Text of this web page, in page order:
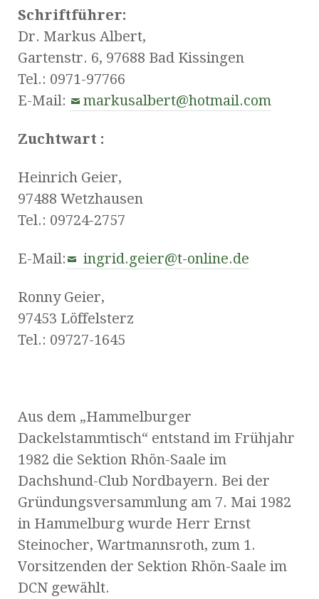
Schriftführer:
Dr. Markus Albert,
Gartenstr. 6, 97688 Bad Kissingen
Tel.: 0971-97766
E-Mail:
markusalbert@hotmail.com
Zuchtwart :
Heinrich Geier,
97488 Wetzhausen
Tel.: 09724-2757
E-Mail: ingrid.geier@t-online.de
Ronny Geier,
97453 Löffelsterz
Tel.: 09727-1645
Aus dem „Hammelburger
Dackelstammtisch“ entstand im Frühjahr
1982 die Sektion Rhön-Saale im
Dachshund-Club Nordbayern. Bei der
Gründungsversammlung am 7. Mai 1982
in Hammelburg wurde Herr Ernst
Steinocher, Wartmannsroth, zum 1.
Vorsitzenden der Sektion Rhön-Saale im
DCN gewählt.